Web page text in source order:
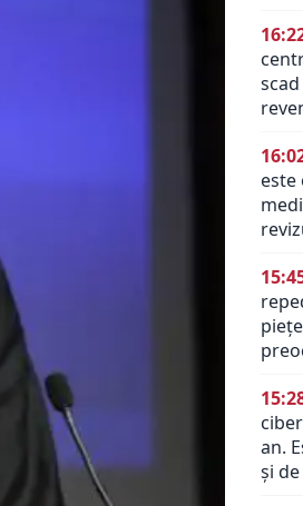
este
an.
și